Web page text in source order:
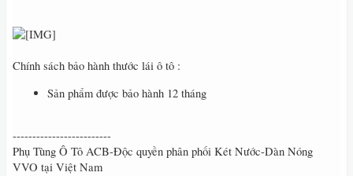
Chính sách bảo hành thước lái ô tô :
Sản phẩm được bảo hành 12 tháng
-------------------------
Phụ Tùng Ô Tô ACB-Độc quyền phân phối Két Nước-Dàn Nóng
VVO tại Việt Nam